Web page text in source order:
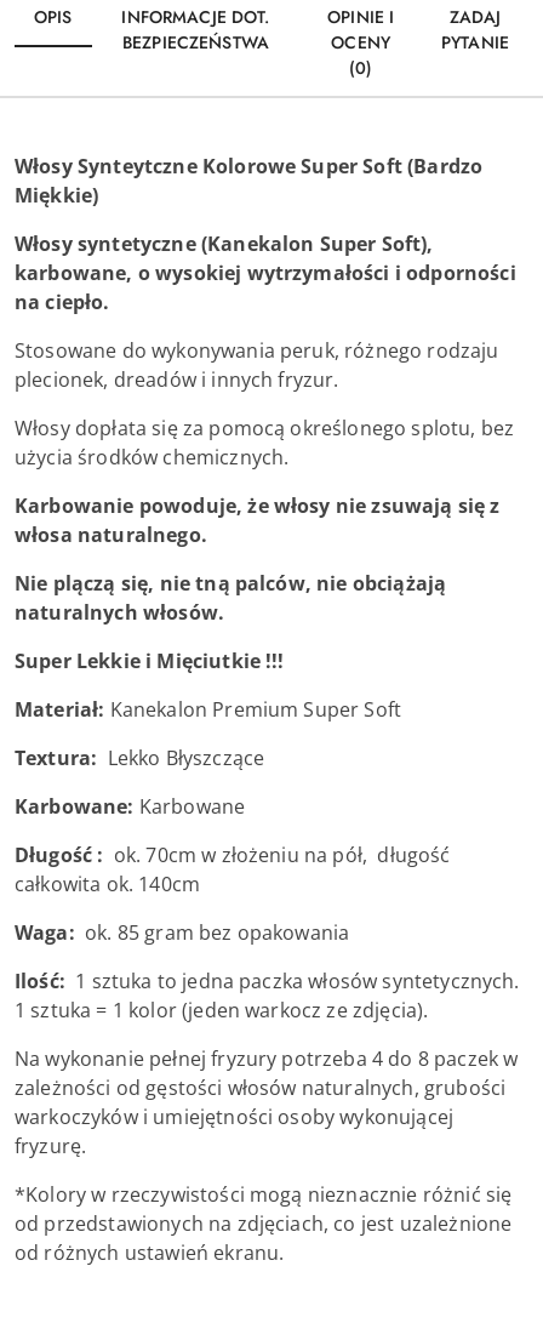
OPIS
INFORMACJE DOT.
BEZPIECZEŃSTWA
OPINIE I
OCENY
(0)
ZADAJ
PYTANIE
Włosy Synteytczne Kolorowe Super Soft (Bardzo
Miękkie)
Włosy syntetyczne (Kanekalon Super Soft),
karbowane, o wysokiej wytrzymałości i odporności
na ciepło.
Stosowane do wykonywania peruk, różnego rodzaju
plecionek, dreadów i innych fryzur.
Włosy dopłata się za pomocą określonego splotu, bez
użycia środków chemicznych.
Karbowanie powoduje, że włosy nie zsuwają się z
włosa naturalnego.
Nie plączą się, nie tną palców, nie obciążają
naturalnych włosów.
Super Lekkie i Mięciutkie !!!
Materiał: Kanekalon Premium Super Soft
Textura: Lekko Błyszczące
Karbowane: Karbowane
Długość : ok. 70cm w złożeniu na pół, długość
całkowita ok. 140cm
Waga: ok. 85 gram bez opakowania
Ilość: 1 sztuka to jedna paczka włosów syntetycznych.
1 sztuka = 1 kolor (jeden warkocz ze zdjęcia).
Na wykonanie pełnej fryzury potrzeba 4 do 8 paczek w
zależności od gęstości włosów naturalnych, grubości
warkoczyków i umiejętności osoby wykonującej
fryzurę.
*Kolory w rzeczywistości mogą nieznacznie różnić się
od przedstawionych na zdjęciach, co jest uzależnione
od różnych ustawień ekranu.